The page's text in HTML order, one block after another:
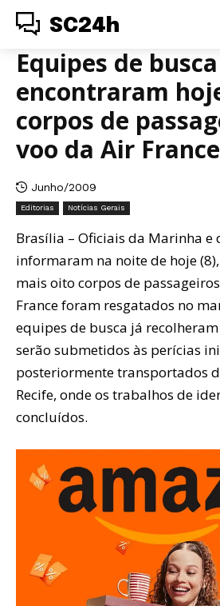
SC24h
Equipes de busca
encontraram
corpos de
voo da Air France
Junho/2009
Editorias Notícias Gerais
Brasília – Oficiais da Marinha e
informaram na noite de hoje
mais oito corpos de
France foram resgatados no
equipes de busca já
serão submetidos às perícias
posteriormente transportados
Recife, onde os trabalhos de
concluídos.